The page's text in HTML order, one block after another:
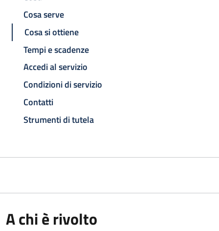
Cosa serve
Cosa si ottiene
Tempi e scadenze
Accedi al servizio
Condizioni di servizio
Contatti
Strumenti di tutela
A chi è rivolto